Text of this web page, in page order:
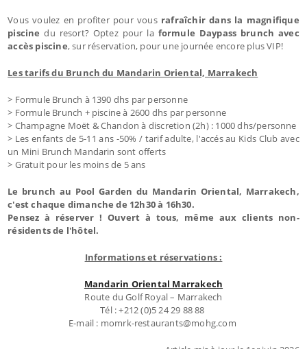
Vous voulez en profiter pour vous rafraîchir dans la magnifique
piscine du resort? Optez pour la formule Daypass brunch avec
accès piscine, sur réservation, pour une journée encore plus VIP!
Les tarifs du Brunch du Mandarin Oriental, Marrakech
> Formule Brunch à 1390 dhs par personne
> Formule Brunch + piscine à 2600 dhs par personne
> Champagne Moët & Chandon à discretion (2h) : 1000 dhs/personne
> Les enfants de 5-11 ans -50% / tarif adulte, l'accés au Kids Club avec
un Mini Brunch Mandarin sont offerts
> Gratuit pour les moins de 5 ans
Le brunch au Pool Garden du Mandarin Oriental, Marrakech,
c'est chaque dimanche de 12h30 à 16h30.
Pensez à réserver ! Ouvert à tous, même aux clients non-
résidents de l'hôtel.
Informations et réservations :
Mandarin Oriental Marrakech
Route du Golf Royal – Marrakech
Tél : +212 (0)5 24 29 88 88
E-mail : momrk-restaurants@mohg.com